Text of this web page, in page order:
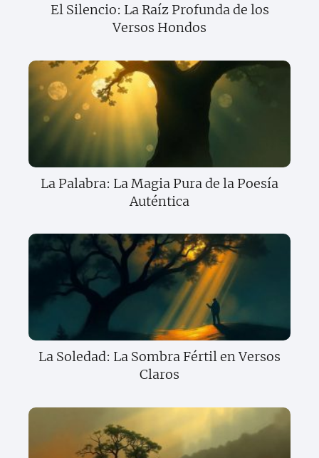
El Silencio: La Raíz Profunda de los
Versos Hondos
La Palabra: La Magia Pura de la Poesía
Auténtica
La Soledad: La Sombra Fértil en Versos
Claros